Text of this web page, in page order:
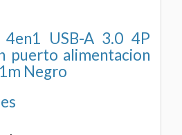
USB-A 3.0 4P
puerto alimentacion
Negro